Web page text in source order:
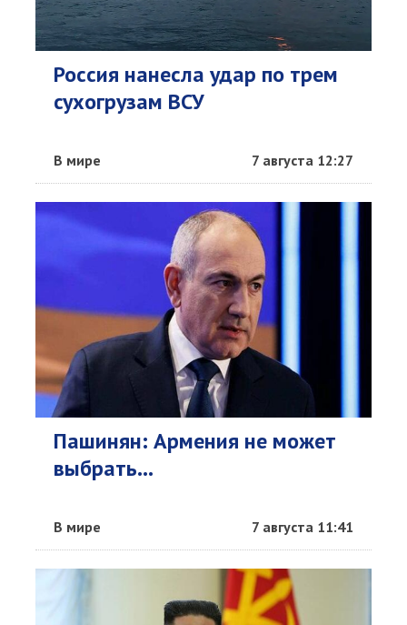
Россия нанесла удар по трем
сухогрузам ВСУ
В мире 7 августа 12:27
Пашинян: Армения не может
выбрать...
В мире 7 августа 11:41